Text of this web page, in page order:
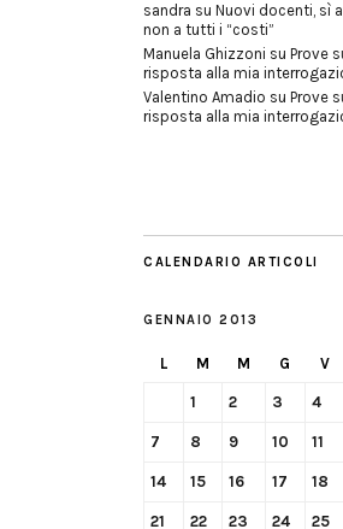
sandra su Nuovi docenti, sì
non a tutti i “costi”
Manuela Ghizzoni su Prove
risposta alla mia
Valentino Amadio su Prove
risposta alla mia
CALENDARIO ARTICOLI
GENNAIO 2013
L M M G V
1 2 3 4
7 8 9 10 11
14 15 16 17 18
21 22 23 24 25